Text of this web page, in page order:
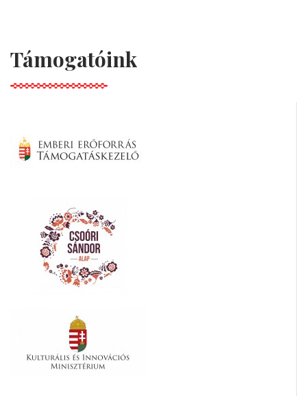
Támogatóink